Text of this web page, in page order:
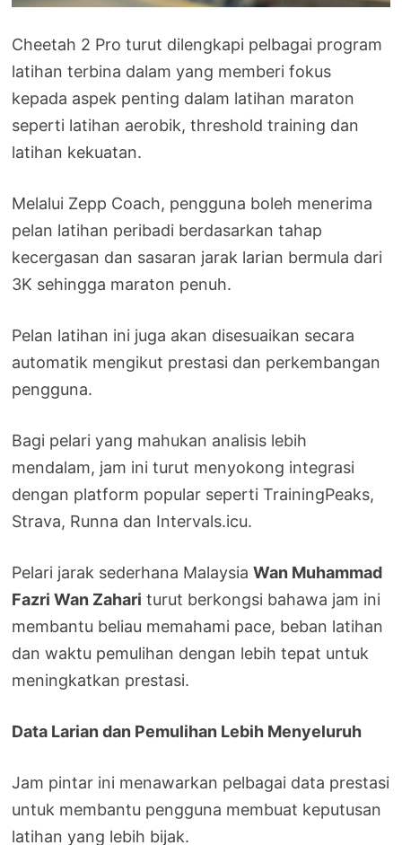
Cheetah 2 Pro turut dilengkapi pelbagai program
latihan terbina dalam yang memberi fokus
kepada aspek penting dalam latihan maraton
seperti latihan aerobik, threshold training dan
latihan kekuatan.
Melalui Zepp Coach, pengguna boleh menerima
pelan latihan peribadi berdasarkan tahap
kecergasan dan sasaran jarak larian bermula dari
3K sehingga maraton penuh.
Pelan latihan ini juga akan disesuaikan secara
automatik mengikut prestasi dan perkembangan
pengguna.
Bagi pelari yang mahukan analisis lebih
mendalam, jam ini turut menyokong integrasi
dengan platform popular seperti TrainingPeaks,
Strava, Runna dan Intervals.icu.
Pelari jarak sederhana MalaysiaWan Muhammad
Fazri Wan Zahari turut berkongsi bahawa jam ini
membantu beliau memahami pace, beban latihan
dan waktu pemulihan dengan lebih tepat untuk
meningkatkan prestasi.
Data Larian dan Pemulihan Lebih Menyeluruh
Jam pintar ini menawarkan pelbagai data prestasi
untuk membantu pengguna membuat keputusan
latihan yang lebih bijak.